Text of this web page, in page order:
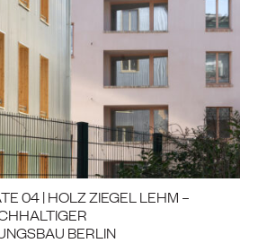
04 | HOLZ ZIEGEL LEHM –
BERLIN